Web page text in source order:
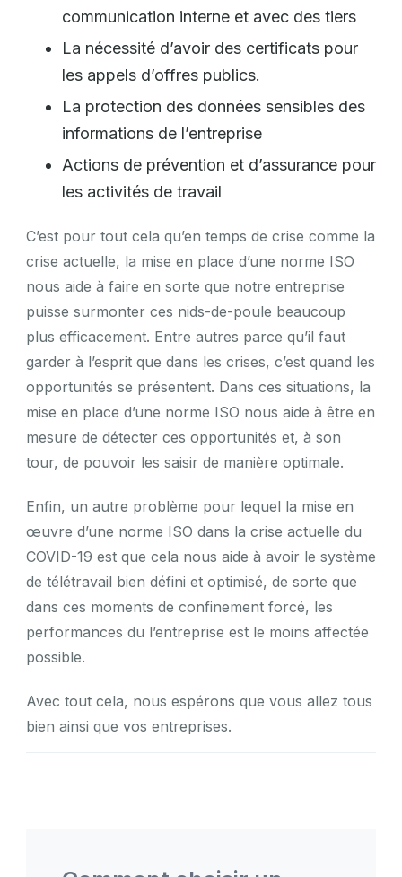
communication interne et avec des tiers
La nécessité d’avoir des certificats pour
les appels d’offres publics.
La protection des données sensibles des
informations de l’entreprise
Actions de prévention et d’assurance pour
les activités de travail
C’est pour tout cela qu’en temps de crise comme la
crise actuelle, la mise en place d’une norme ISO
nous aide à faire en sorte que notre entreprise
puisse surmonter ces nids-de-poule beaucoup
plus efficacement. Entre autres parce qu’il faut
garder à l’esprit que dans les crises, c’est quand les
opportunités se présentent. Dans ces situations, la
mise en place d’une norme ISO nous aide à être en
mesure de détecter ces opportunités et, à son
tour, de pouvoir les saisir de manière optimale.
Enfin, un autre problème pour lequel la mise en
œuvre d’une norme ISO dans la crise actuelle du
COVID-19 est que cela nous aide à avoir le système
de télétravail bien défini et optimisé, de sorte que
dans ces moments de confinement forcé, les
performances du l’entreprise est le moins affectée
possible.
Avec tout cela, nous espérons que vous allez tous
bien ainsi que vos entreprises.